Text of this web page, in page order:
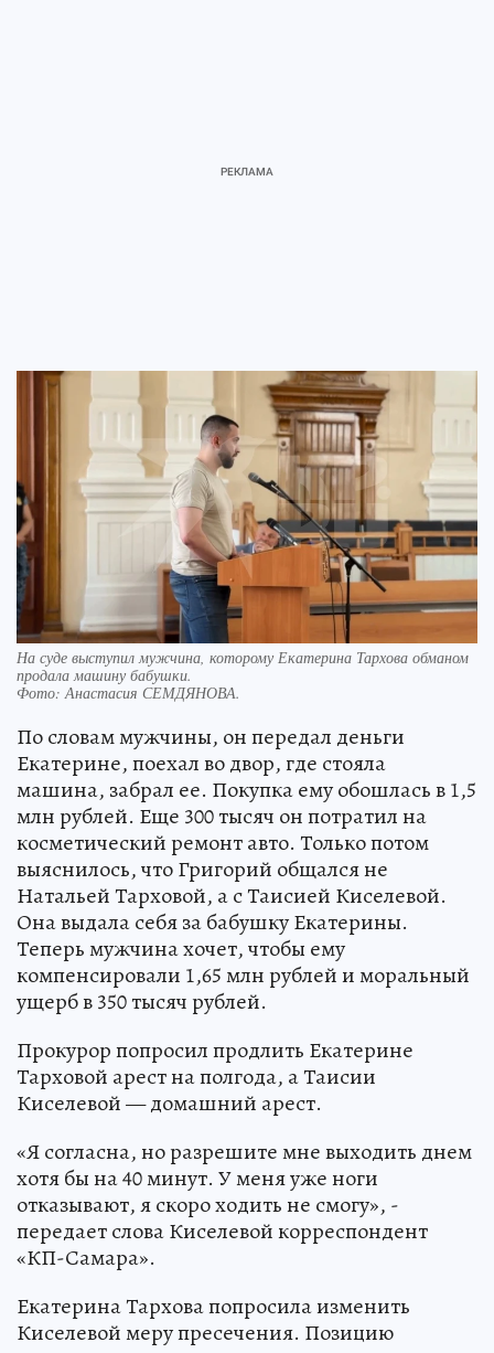
На суде выступил мужчина, которому Екатерина Тархова обманом
продала машину бабушки.
Фото:Анастасия СЕМДЯНОВА.
По словам мужчины, он передал деньги
Екатерине, поехал во двор, где стояла
машина, забрал ее. Покупка ему обошлась в 1,5
млн рублей. Еще 300 тысяч он потратил на
косметический ремонт авто. Только потом
выяснилось, что Григорий общался не
Натальей Тарховой, а с Таисией Киселевой.
Она выдала себя за бабушку Екатерины.
Теперь мужчина хочет, чтобы ему
компенсировали 1,65 млн рублей и моральный
ущерб в 350 тысяч рублей.
Прокурор попросил продлить Екатерине
Тарховой арест на полгода, а Таисии
Киселевой — домашний арест.
«Я согласна, но разрешите мне выходить днем
хотя бы на 40 минут. У меня уже ноги
отказывают, я скоро ходить не смогу», -
передает слова Киселевой корреспондент
«КП-Самара».
Екатерина Тархова попросила изменить
Киселевой меру пресечения. Позицию